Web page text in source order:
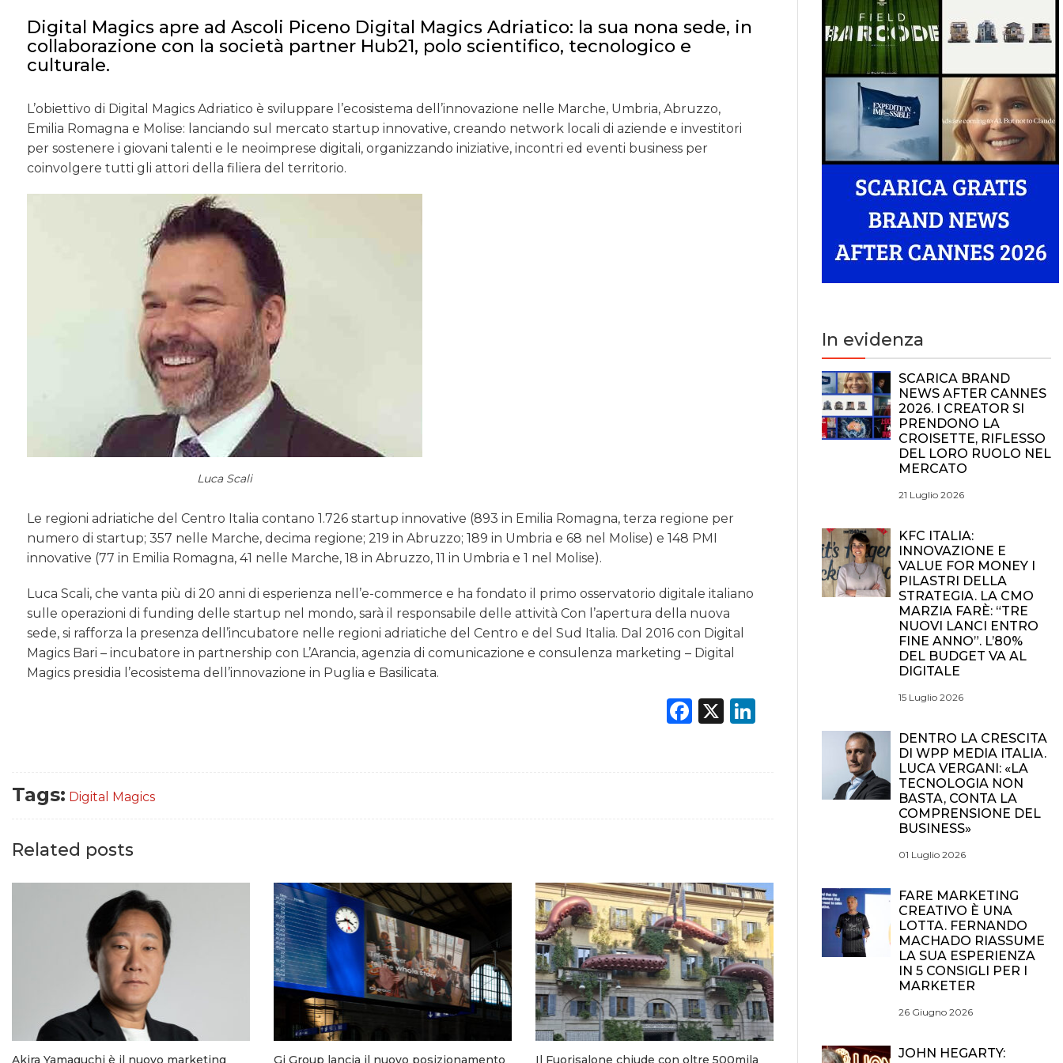
RICERCHE
PREVISIONI/SCENARI
Digital Magics apre ad Ascoli Piceno Digital Magics Adriatico: la sua nona sede, in
collaborazione con la società partner Hub21, polo scientifico, tecnologico e
culturale.
L’obiettivo di Digital Magics Adriatico è sviluppare l’ecosistema dell’innovazione nelle Marche, Umbria, Abruzzo,
Emilia Romagna e Molise: lanciando sul mercato startup innovative, creando network locali di aziende e investitori
per sostenere i giovani talenti e le neoimprese digitali, organizzando iniziative, incontri ed eventi business per
coinvolgere tutti gli attori della filiera del territorio.
Luca Scali
Le regioni adriatiche del Centro Italia contano 1.726 startup innovative (893 in Emilia Romagna, terza regione per
numero di startup; 357 nelle Marche, decima regione; 219 in Abruzzo; 189 in Umbria e 68 nel Molise) e 148 PMI
innovative (77 in Emilia Romagna, 41 nelle Marche, 18 in Abruzzo, 11 in Umbria e 1 nel Molise).
Luca Scali, che vanta più di 20 anni di esperienza nell’e-commerce e ha fondato il primo osservatorio digitale italiano
sulle operazioni di funding delle startup nel mondo, sarà il responsabile delle attività Con l’apertura della nuova
sede, si rafforza la presenza dell’incubatore nelle regioni adriatiche del Centro e del Sud Italia. Dal 2016 con Digital
Magics Bari – incubatore in partnership con L’Arancia, agenzia di comunicazione e consulenza marketing – Digital
Magics presidia l’ecosistema dell’innovazione in Puglia e Basilicata.
Facebook
X LinkedIn
Tags: Digital Magics
Related posts
Akira Yamaguchi è il nuovo marketing Gi Group lancia il nuovo posizionamento Il Fuorisalone chiude con oltre 500mila
In evidenza
SCARICA BRAND
NEWS AFTER CANNES
2026. I CREATOR SI
PRENDONO LA
CROISETTE, RIFLESSO
DEL LORO RUOLO NEL
MERCATO
21 Luglio 2026
KFC ITALIA:
INNOVAZIONE E
VALUE FOR MONEY I
PILASTRI DELLA
STRATEGIA. LA CMO
MARZIA FARÈ: “TRE
NUOVI LANCI ENTRO
FINE ANNO”. L’80%
DEL BUDGET VA AL
DIGITALE
15 Luglio 2026
DENTRO LA CRESCITA
DI WPP MEDIA ITALIA.
LUCA VERGANI: «LA
TECNOLOGIA NON
BASTA, CONTA LA
COMPRENSIONE DEL
BUSINESS»
01 Luglio 2026
FARE MARKETING
CREATIVO È UNA
LOTTA. FERNANDO
MACHADO RIASSUME
LA SUA ESPERIENZA
IN 5 CONSIGLI PER I
MARKETER
26 Giugno 2026
JOHN HEGARTY: